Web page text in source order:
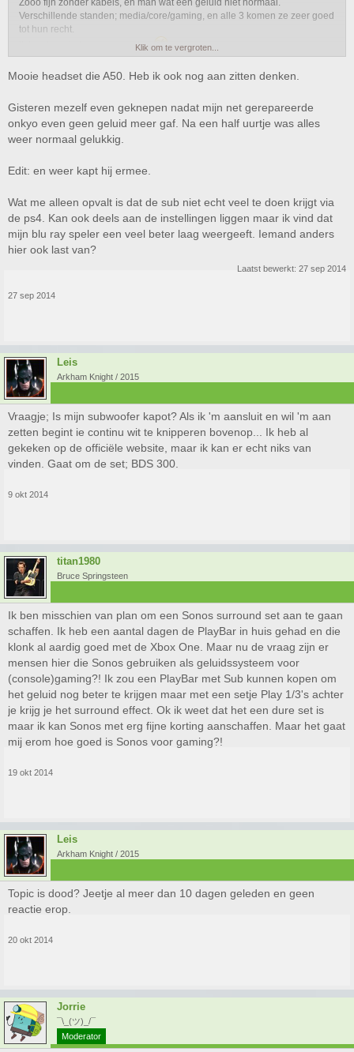
Zooo fijn zonder kabels, en man wat een geluid niet normaal.
Verschillende standen; media/core/gaming, en alle 3 komen ze zeer goed
tot hun recht.
Ik kan hem iedereen aanradenKlik om te vergroten...
Mooie headset die A50. Heb ik ook nog aan zitten denken.
Gisteren mezelf even geknepen nadat mijn net gerepareerde
onkyo even geen geluid meer gaf. Na een half uurtje was alles
weer normaal gelukkig.
Edit: en weer kapt hij ermee.
Wat me alleen opvalt is dat de sub niet echt veel te doen krijgt via
de ps4. Kan ook deels aan de instellingen liggen maar ik vind dat
mijn blu ray speler een veel beter laag weergeeft. Iemand anders
hier ook last van?
Laatst bewerkt: 27 sep 2014
27 sep 2014
Leis
Arkham Knight / 2015
Vraagje; Is mijn subwoofer kapot? Als ik 'm aansluit en wil 'm aan
zetten begint ie continu wit te knipperen bovenop... Ik heb al
gekeken op de officiële website, maar ik kan er echt niks van
vinden. Gaat om de set; BDS 300.
9 okt 2014
titan1980
Bruce Springsteen
Ik ben misschien van plan om een Sonos surround set aan te gaan
schaffen. Ik heb een aantal dagen de PlayBar in huis gehad en die
klonk al aardig goed met de Xbox One. Maar nu de vraag zijn er
mensen hier die Sonos gebruiken als geluidssysteem voor
(console)gaming?! Ik zou een PlayBar met Sub kunnen kopen om
het geluid nog beter te krijgen maar met een setje Play 1/3's achter
je krijg je het surround effect. Ok ik weet dat het een dure set is
maar ik kan Sonos met erg fijne korting aanschaffen. Maar het gaat
mij erom hoe goed is Sonos voor gaming?!
19 okt 2014
Leis
Arkham Knight / 2015
Topic is dood? Jeetje al meer dan 10 dagen geleden en geen
reactie erop.
20 okt 2014
Jorrie
¯\_(ツ)_/¯
Moderator